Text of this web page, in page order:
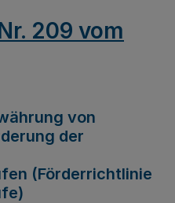
209 vom
von
der
(Förderrichtlinie